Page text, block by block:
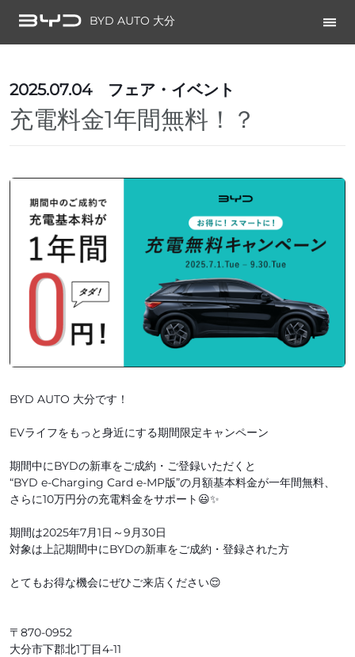
BYD AUTO 大分
2025.07.04 フェア・イベント
充電料金1年間無料！？
BYD AUTO 大分です！
EVライフをもっと身近にする期間限定キャンペーン
期間中にBYDの新車をご成約・ご登録いただくと
“BYD e-Charging Card e-MP版”の月額基本料金が一年間無料、
さらに10万円分の充電料金をサポート😃✨
期間は2025年7月1日～9月30日
対象は上記期間中にBYDの新車をご成約・登録された方
とてもお得な機会にぜひご来店ください😌
〒870-0952
大分市下郡北1丁目4-11